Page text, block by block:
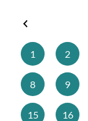
1
2
8 9
15 16